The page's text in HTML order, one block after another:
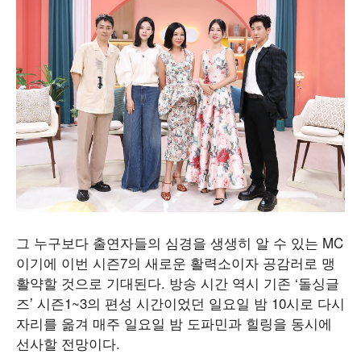
그 누구보다 출연자들의 심경을 생생히 알 수 있는 MC
이기에 이번 시즌7의 새로운 활력소이자 공감러로 맹
활약할 것으로 기대된다. 방송 시간 역시 기존 ‘돌싱글
즈’ 시즌1~3의 편성 시간이었던 일요일 밤 10시로 다시
자리를 옮겨 매주 일요일 밤 도파민과 힐링을 동시에
선사할 전망이다.